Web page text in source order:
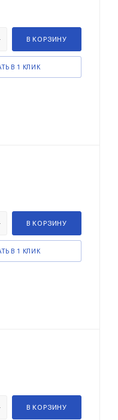
В КОРЗИНУ
В 1 КЛИК
В КОРЗИНУ
В 1 КЛИК
В КОРЗИНУ